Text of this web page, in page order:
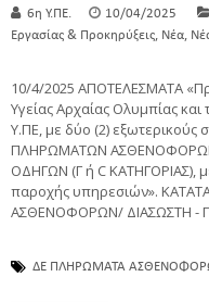
6η Υ.ΠΕ. 10/04/2025
Εργασίας & Προκηρύξεις, Νέα,
10/4/2025 ΑΠΟΤΕΛΕΣΜΑΤΑ
Υγείας Αρχαίας Ολυμπίας και
Υ.ΠΕ, με δύο (2) εξωτερικούς
ΠΛΗΡΩΜΑΤΩΝ ΑΣΘΕΝΟΦΟΡΩΝ
ΟΔΗΓΩΝ (Γ ή C ΚΑΤΗΓΟΡΙΑΣ),
παροχής υπηρεσιών».
ΑΣΘΕΝΟΦΟΡΩΝ/ ΔΙΑΣΩΣΤΗ
ΔΕ ΠΛΗΡΩΜΑΤΑ